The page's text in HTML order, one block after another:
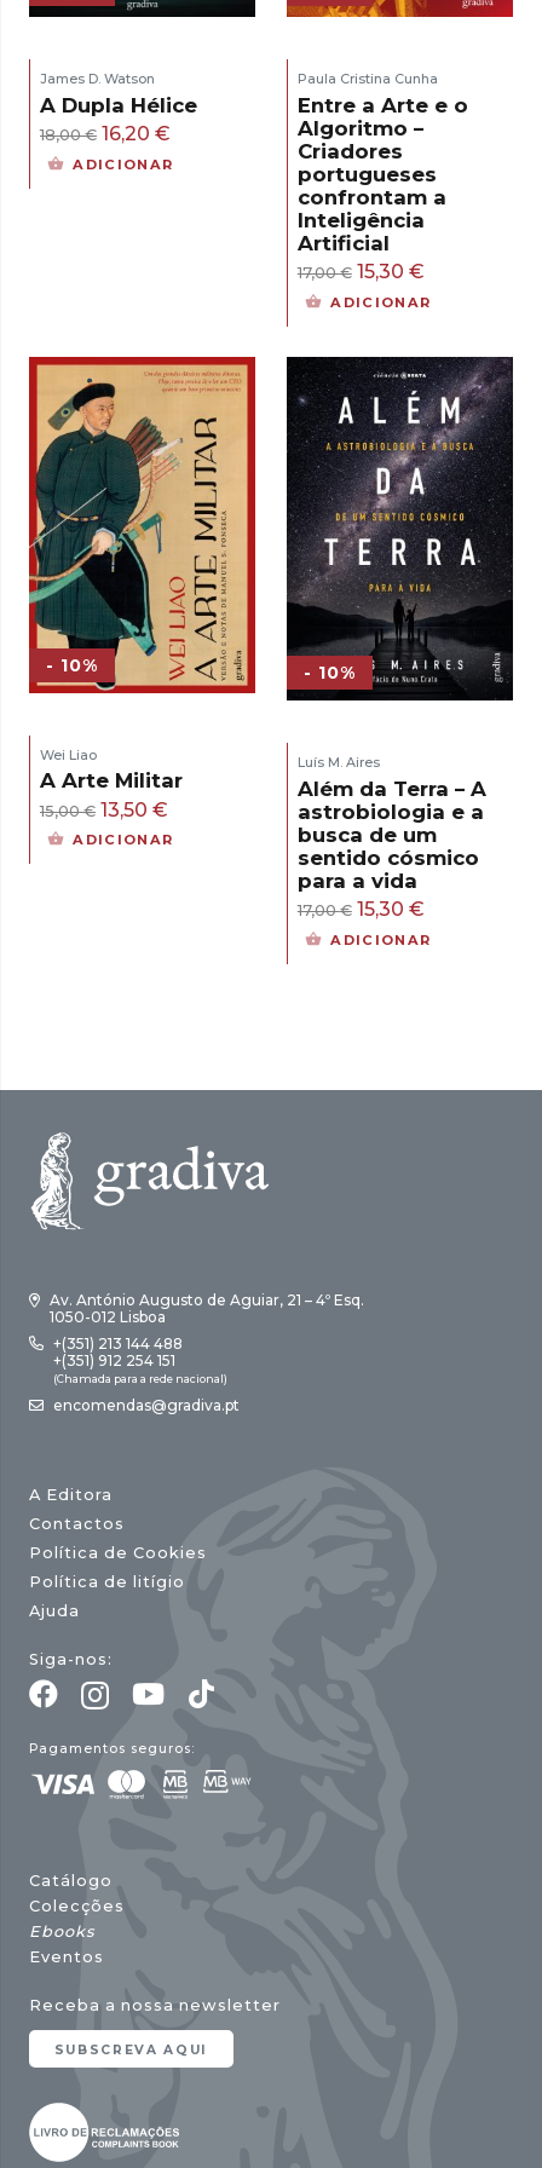
James D. Watson
A Dupla Hélice
18,00€ O
preço
16,20 €
preço
ADICIONAR
Paula Cristina Cunha
Entre a Arte e o
Algoritmo –
Criadores
portugueses
confrontam a
Inteligência
Artificial
17,00€ O
preço
era:
17,00 €.
15,30 €O
preço
é:
15,30 €.
ADICIONAR
- 10%
Wei Liao
A Arte Militar
15,00€ O
preço
13,50 €
preço
ADICIONAR
- 10%
Luís M. Aires
Além da Terra – A
astrobiologia e a
busca de um
sentido cósmico
para a vida
17,00€ O
preço
15,30 €O
preço
ADICIONAR
Av. António Augusto de Aguiar, 21 – 4º Esq.
1050-012 Lisboa
+(351) 213 144 488
+(351) 912 254 151
(Chamada para a rede nacional)
encomendas@gradiva.pt
A Editora
Contactos
Política de Cookies
Política de litígio
Ajuda
Siga-nos:
Pagamentos seguros:
Catálogo
Colecções
Ebooks
Eventos
Receba a nossa newsletter
SUBSCREVA AQUI